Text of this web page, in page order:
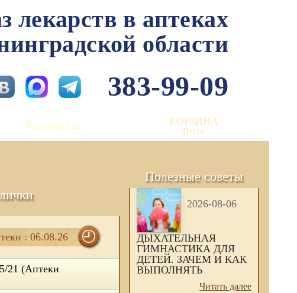
лекарств в аптеках
области
383-99-09
Контакты КОРЗИНА
Пуста
: 06.08.26
21 (Аптеки
Полезные советы
2026-08-06
ДЫХАТЕЛЬНАЯ
ГИМНАСТИКА ДЛЯ
ДЕТЕЙ. ЗАЧЕМ И КАК
ВЫПОЛНЯТЬ
Читать далее